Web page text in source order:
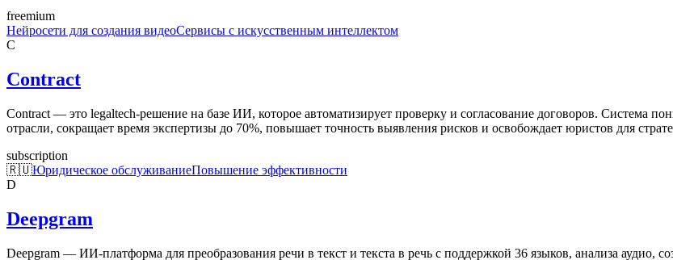
freemium
Нейросети для создания видеоСервисы с искусственным интеллектом
C
Contract
Contract — это legaltech-решение на базе ИИ, которое автоматизирует проверку и согласование договоров. Система
отрасли, сокращает время экспертизы до 70%, повышает точность выявления рисков и освобождает юристов для
subscription
🇷🇺Юридическое обслуживаниеПовышение эффективности
D
Deepgram
Deepgram — ИИ-платформа для преобразования речи в текст и текста в речь с поддержкой 36 языков, анализа аудио,